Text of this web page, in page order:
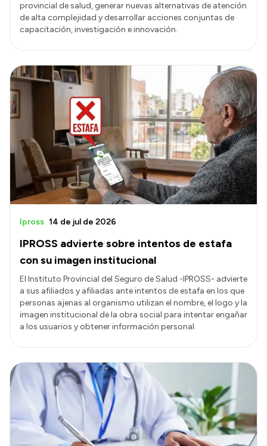
provincial de salud, generar nuevas alternativas de atención
de alta complejidad y desarrollar acciones conjuntas de
capacitación, investigación e innovación.
IPROSS advierte sobre intentos de estafa
con su imagen institucional
Ipross 14 de jul de 2026
El Instituto Provincial del Seguro de Salud -IPROSS- advierte
a sus afiliados y afiliadas ante intentos de estafa en los que
personas ajenas al organismo utilizan el nombre, el logo y la
imagen institucional de la obra social para intentar engañar
a los usuarios y obtener información personal.